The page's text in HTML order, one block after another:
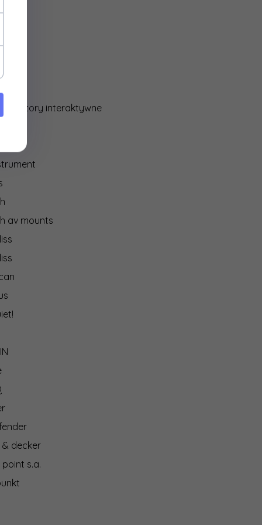
monitory interaktywne
av mounts
& decker
s.a.